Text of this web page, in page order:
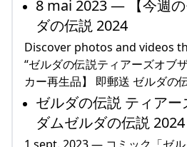
8 mai 2023 — 【今週
ダの伝説 2024
Discover photos and videos
“ゼルダの伝説ティアーズオブ
カー再生品】 即郵送 ゼルダの
ゼルダの伝説 ティア
ダムゼルダの伝説 2024